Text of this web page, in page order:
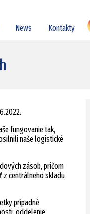
News Kontakty
fungovanie tak,
naše logistické
zásob, pričom
z centrálneho skladu
prípadné
oddelenie